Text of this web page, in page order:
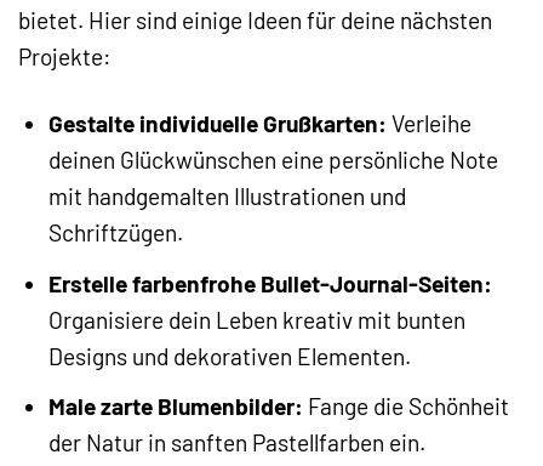
bietet. Hier sind einige Ideen für deine nächsten
Projekte:
Gestalte individuelle Grußkarten: Verleihe
deinen Glückwünschen eine persönliche Note
mit handgemalten Illustrationen und
Schriftzügen.
Erstelle farbenfrohe Bullet-Journal-Seiten:
Organisiere dein Leben kreativ mit bunten
Designs und dekorativen Elementen.
Male zarte Blumenbilder: Fange die Schönheit
der Natur in sanften Pastellfarben ein.